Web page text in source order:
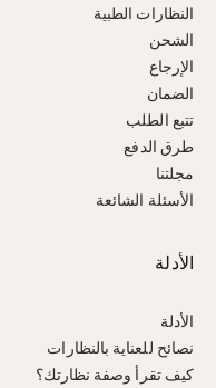
النظارات الطبية
الشحن
الإرجاع
الضمان
تتبع الطلب
طرق الدفع
مجلتنا
الأسئلة الشائعة
الأدلة
الأدلة
نصائح للعناية بالنظارات
كيف تقرأ وصفة نظارتك؟